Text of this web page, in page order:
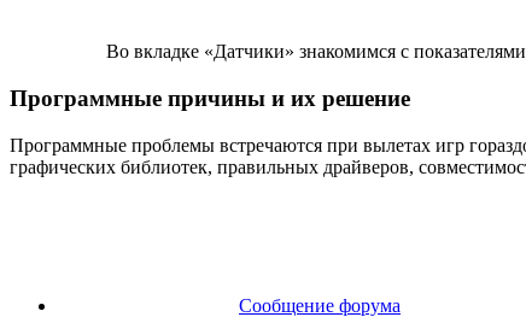
Во вкладке «Датчики» знакомимся с
Программные причины и их решение
Программные проблемы встречаются при вылетах игр
графических библиотек, правильных драйверов,
Сообщение форума